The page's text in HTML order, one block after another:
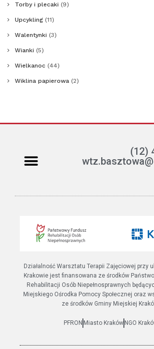
Torby i plecaki (9)
Upcykling (11)
Walentynki (3)
Wianki (5)
Wielkanoc (44)
Wiklina papierowa (2)
(12)
Działalność Warsztatu Terapii Zajęciowej przy
Krakowie jest finansowana ze środków
Rehabilitacji Osób Niepełnosprawnych
Miejskiego Ośrodka Pomocy Społecznej oraz
ze środków Gminy Miejskiej
PFRON Miasto Kraków NGO